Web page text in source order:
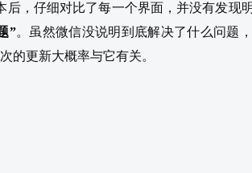
后，仔细对比了每一个界面，并没有发现
”。虽然微信没说明到底解决了什么问题
的更新大概率与它有关。